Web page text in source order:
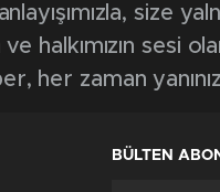
size
halkımızın sesi
her zaman
BÜLTEN